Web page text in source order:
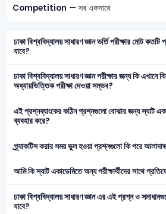
Competition — সব একসাথে
ঢাকা বিশ্ববিদ্যালয় সাধারণ জ্ঞান ভর্তি পরীক্ষার মোট
যাবে?
ঢাকা বিশ্ববিদ্যালয় সাধারণ জ্ঞান পরীক্ষার জন্য কি এখানে
অধ্যায়ভিত্তিক পরীক্ষা দেওয়া সম্ভব?
এই প্রশ্নব্যাংকের কঠিন প্রশ্নগুলো বোঝার জন্য স্যাট
ব্যবহার করে?
প্র্যাকটিস করার সময় ভুল হওয়া প্রশ্নগুলো কি পরে
আমি কি স্যাট একাডেমিতে অন্য পরীক্ষার্থীদের সাথে
ঢাকা বিশ্ববিদ্যালয় সাধারণ জ্ঞান এর এই প্রশ্ন ও
যাবে?